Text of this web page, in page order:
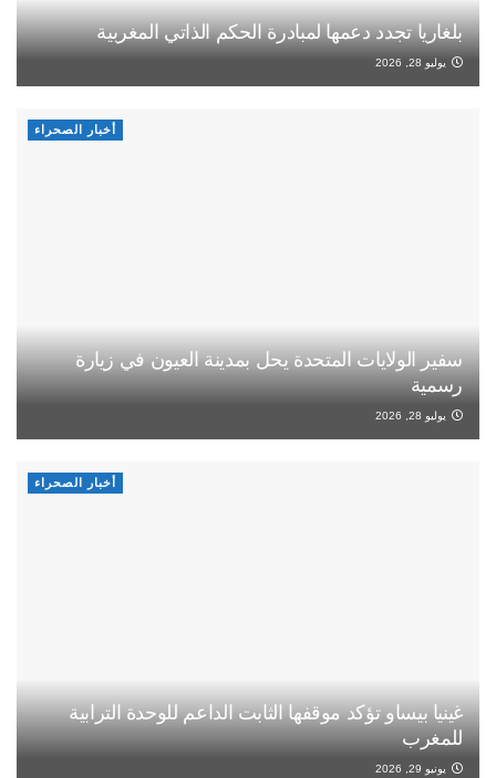
بلغاريا تجدد دعمها لمبادرة الحكم الذاتي المغربية
يوليو 28, 2026
أخبار الصحراء
سفير الولايات المتحدة يحل بمدينة العيون في زيارة
رسمية
يوليو 28, 2026
أخبار الصحراء
غينيا بيساو تؤكد موقفها الثابت الداعم للوحدة الترابية
للمغرب
يونيو 29, 2026